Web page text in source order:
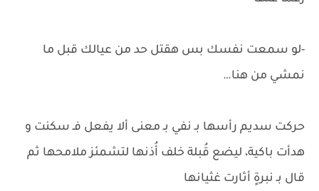
-لو سمعت نفسك بس هقتل حد من عيالك قبل ما
نمشي من هنا…
حركت سديم رأسها بـ نفي بـ معنى ألا يفعل فـ سكنت و
هدأت باكية، ليضع قُبلة خلف أُذنها لتشمئز ملامحها ثم
قال بـ نبرةٍ أثارت غثيانها